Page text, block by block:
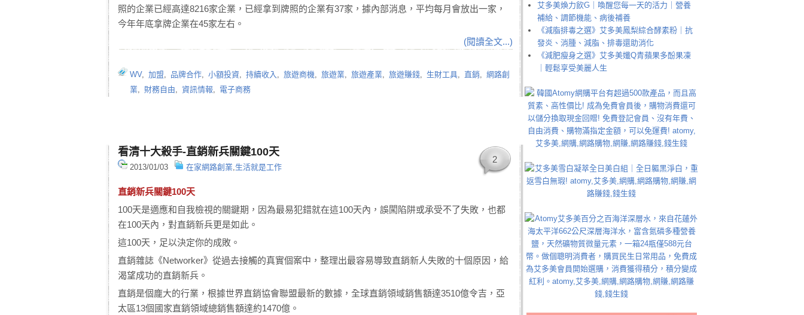
照的企業已經高達8216家企業，已經拿到牌照的企業有37家，據內部消息，平均每月會放出一家，
今年年底拿牌企業在45家左右。
(閱讀全文...)
WV, 加盟, 品牌合作, 小額投資, 持續收入 , 旅遊商機, 旅遊業, 旅遊產業, 旅遊賺錢, 生財工具, 直銷, 網路創
業, 財務自由, 資訊情報, 電子商務
看清十大殺手-直銷新兵關鍵100天
2013/01/03 在家網路創業,生活就是工作
2
直銷新兵關鍵100天
100天是適應和自我檢視的關鍵期，因為最易犯錯就在這100天內，誤闖陷阱或承受不了失敗，也都
在100天內，對直銷新兵更是如此。
這100天，足以決定你的成敗。
直銷雜誌《Networker》從過去接觸的真實個案中，整理出最容易導致直銷新人失敗的十個原因，給
渴望成功的直銷新兵。
直銷是個龐大的行業，根據世界直銷協會聯盟最新的數據，全球直銷領域銷售額達3510億令吉，亞
太區13個國家直銷領域總銷售額達約1470億。
艾多美煥力飲G｜喚醒您每一天的活力｜營養
補給、調節機能、病後補養
《減脂排毒之選》艾多美鳳梨綜合酵素粉｜抗
發炎、消腫、減脂、排毒還助消化
《減肥瘦身之選》艾多美孅Q青蘋果多酚果凍
｜輕鬆享受美麗人生